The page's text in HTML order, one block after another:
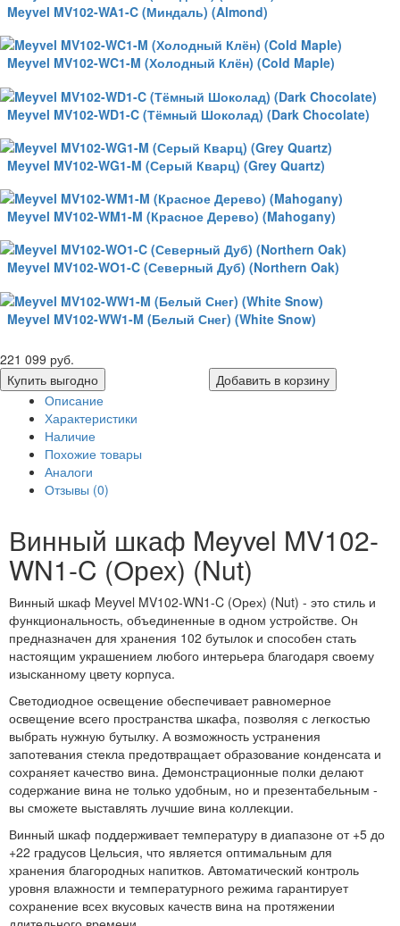
Meyvel MV102-WA1-C (Миндаль) (Almond)
Meyvel MV102-WC1-M (Холодный Клён) (Cold Maple)
Meyvel MV102-WD1-C (Тёмный Шоколад) (Dark Chocolate)
Meyvel MV102-WG1-M (Серый Кварц) (Grey Quartz)
Meyvel MV102-WM1-M (Красное Дерево) (Mahogany)
Meyvel MV102-WO1-C (Северный Дуб) (Northern Oak)
Meyvel MV102-WW1-M (Белый Снег) (White Snow)
221 099 руб.
Купить выгодно
Добавить в корзину
Описание
Характеристики
Наличие
Похожие товары
Аналоги
Отзывы (0)
Винный шкаф Meyvel MV102-
WN1-C (Орех) (Nut)
Винный шкаф Meyvel MV102-WN1-C (Орех) (Nut) - это стиль и
функциональность, объединенные в одном устройстве. Он
предназначен для хранения 102 бутылок и способен стать
настоящим украшением любого интерьера благодаря своему
изысканному цвету корпуса.
Светодиодное освещение обеспечивает равномерное
освещение всего пространства шкафа, позволяя с легкостью
выбрать нужную бутылку. А возможность устранения
запотевания стекла предотвращает образование конденсата и
сохраняет качество вина. Демонстрационные полки делают
содержание вина не только удобным, но и презентабельным -
вы сможете выставлять лучшие вина коллекции.
Винный шкаф поддерживает температуру в диапазоне от +5 до
+22 градусов Цельсия, что является оптимальным для
хранения благородных напитков. Автоматический контроль
уровня влажности и температурного режима гарантирует
сохранение всех вкусовых качеств вина на протяжении